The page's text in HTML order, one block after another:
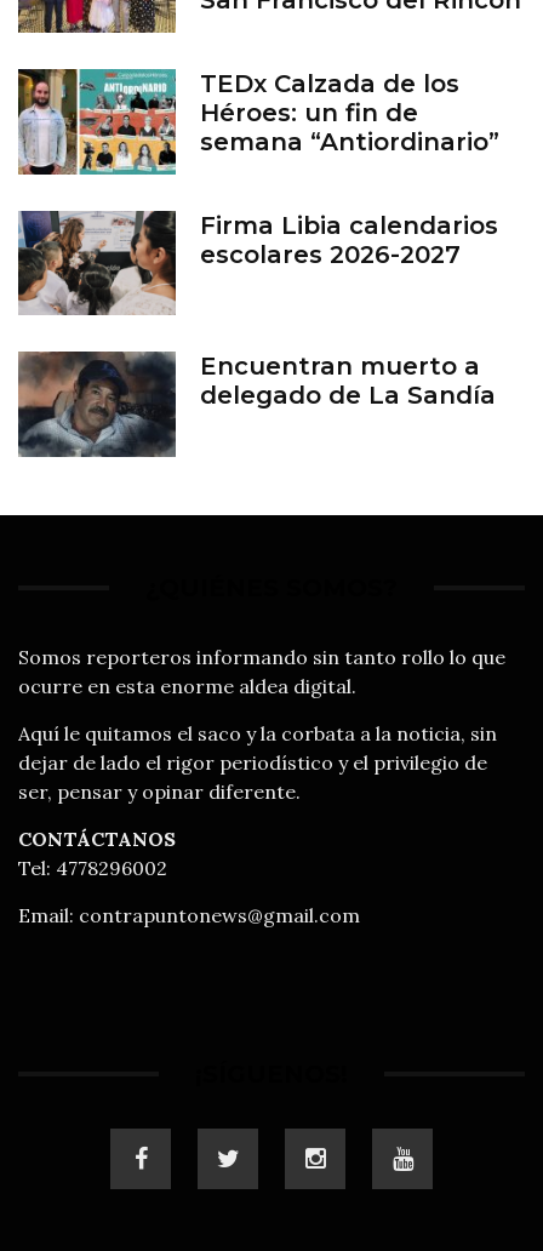
TEDx Calzada de los
Héroes: un fin de
semana “Antiordinario”
Firma Libia calendarios
escolares 2026-2027
Encuentran muerto a
delegado de La Sandía
Somos reporteros informando sin tanto rollo lo que
ocurre en esta enorme aldea digital.
Aquí le quitamos el saco y la corbata a la noticia, sin
dejar de lado el rigor periodístico y el privilegio de
ser, pensar y opinar diferente.
CONTÁCTANOS
Tel: 4778296002
Email: contrapuntonews@gmail.com